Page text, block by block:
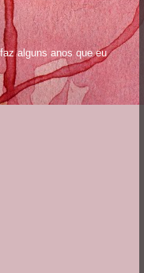
alguns anos que eu